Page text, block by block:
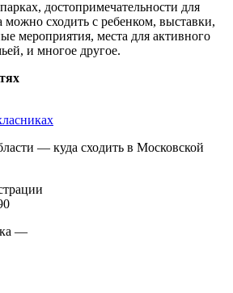
достопримечательности для
можно сходить с ребенком, выставки,
мероприятия, места для активного
и многое другое.
— куда сходить в Московской
—